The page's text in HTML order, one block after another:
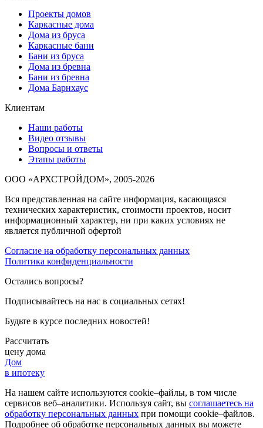
Проекты домов
Каркасные дома
Дома из бруса
Каркасные бани
Бани из бруса
Дома из бревна
Бани из бревна
Дома Барнхаус
Клиентам
Наши работы
Видео отзывы
Вопросы и ответы
Этапы работы
ООО «АРХСТРОЙДОМ», 2005-2026
Вся представленная на сайте информация, касающаяся
технических характеристик, стоимости проектов, носит
информационный характер, ни при каких условиях не
является публичной офертой
Согласие на обработку персональных данных
Политика конфиденциальности
Остались вопросы?
Подписывайтесь на нас в социальных сетях!
Будьте в курсе последних новостей!
Рассчитать
цену дома
Дом
в ипотеку
На нашем сайте используются cookie–файлы, в том числе
сервисов веб–аналитики. Используя сайт, вы соглашаетесь на
обработку персональных данных при помощи cookie–файлов.
Подробнее об обработке персональных данных вы можете